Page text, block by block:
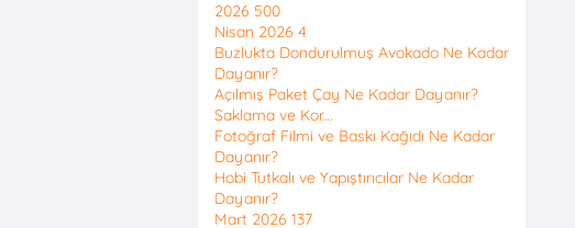
2026 500
Nisan 2026 4
Buzlukta Dondurulmuş Avokado Ne Kadar
Dayanır?
Açılmış Paket Çay Ne Kadar Dayanır?
Saklama ve Kor...
Fotoğraf Filmi ve Baskı Kağıdı Ne Kadar
Dayanır?
Hobi Tutkalı ve Yapıştırıcılar Ne Kadar
Dayanır?
Mart 2026 137